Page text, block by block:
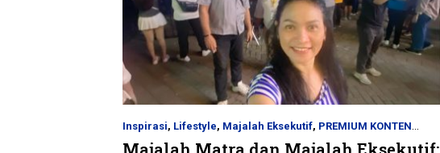
Inspirasi, Lifestyle, Majalah Eksekutif, PREMIUM KONTEN
27/05/2024
Majalah Matra dan Majalah Eksekutif: